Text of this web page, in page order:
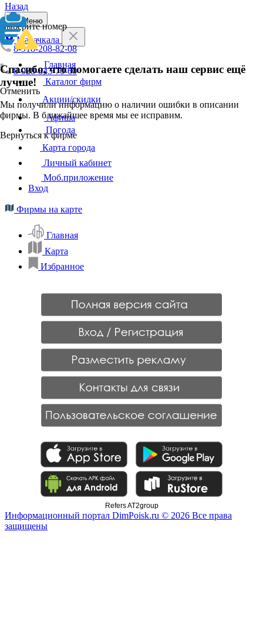
Назад
Выберите номер
8-918-208-82-08
8-928-843-70-60
Отменить
Спасибо, что помогаете сделать наш сервис ещё
лучше!
Мы получили информацию о наличии ошибки в описании
фирмы. В ближайшее время мы ее исправим.
Вернуться к фирме
Меню
Махачкала
Главная
Каталог фирм
Акции/скидки
Афиша
Погода
Карта города
Личный кабинет
Моб.приложение
Вход
Фирмы на карте
Главная
Карта
Избранное
Refers AT2group
Информационный портал DimPoisk.ru © 2026 Все права
защищены